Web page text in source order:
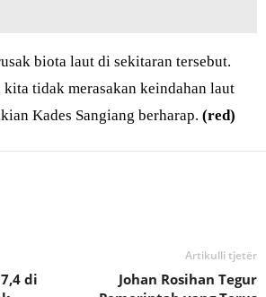
biota laut di sekitaran tersebut.
tidak merasakan keindahan laut
Kades Sangiang berharap. (red)
di
Artikulli tjetër
Johan Rosihan Tegur